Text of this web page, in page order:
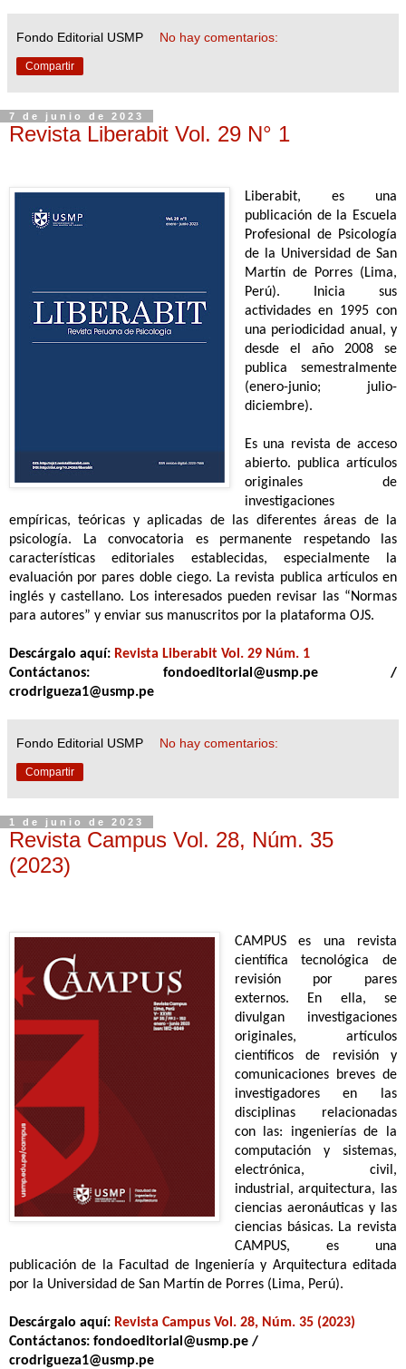
Fondo Editorial USMP No hay comentarios:
Compartir
7 de junio de 2023
Revista Liberabit Vol. 29 N° 1
Liberabit, es una
publicación de la Escuela
Profesional de Psicología
de la Universidad de San
Martín de Porres (Lima,
Perú). Inicia sus
actividades en 1995 con
una periodicidad anual, y
desde el año 2008 se
publica semestralmente
(enero-junio; julio-
diciembre).
Es una revista de acceso
abierto. publica artículos
originales de
investigaciones
empíricas, teóricas y aplicadas de las diferentes áreas de la
psicología. La convocatoria es permanente respetando las
características editoriales establecidas, especialmente la
evaluación por pares doble ciego. La revista publica artículos en
inglés y castellano. Los interesados pueden revisar las “Normas
para autores” y enviar sus manuscritos por la plataforma OJS.
Descárgalo aquí: Revista Liberabit Vol. 29 Núm. 1
Contáctanos: fondoeditorial@usmp.pe /
crodrigueza1@usmp.pe
Fondo Editorial USMP No hay comentarios:
Compartir
1 de junio de 2023
Revista Campus Vol. 28, Núm. 35
(2023)
CAMPUS es una revista
científica tecnológica de
revisión por pares
externos. En ella, se
divulgan investigaciones
originales, artículos
científicos de revisión y
comunicaciones breves de
investigadores en las
disciplinas relacionadas
con las: ingenierías de la
computación y sistemas,
electrónica, civil,
industrial, arquitectura, las
ciencias aeronáuticas y las
ciencias básicas. La revista
CAMPUS, es una
publicación de la Facultad de Ingeniería y Arquitectura editada
por la Universidad de San Martín de Porres (Lima, Perú).
Descárgalo aquí: Revista Campus Vol. 28, Núm. 35 (2023)
Contáctanos: fondoeditorial@usmp.pe /
crodrigueza1@usmp.pe